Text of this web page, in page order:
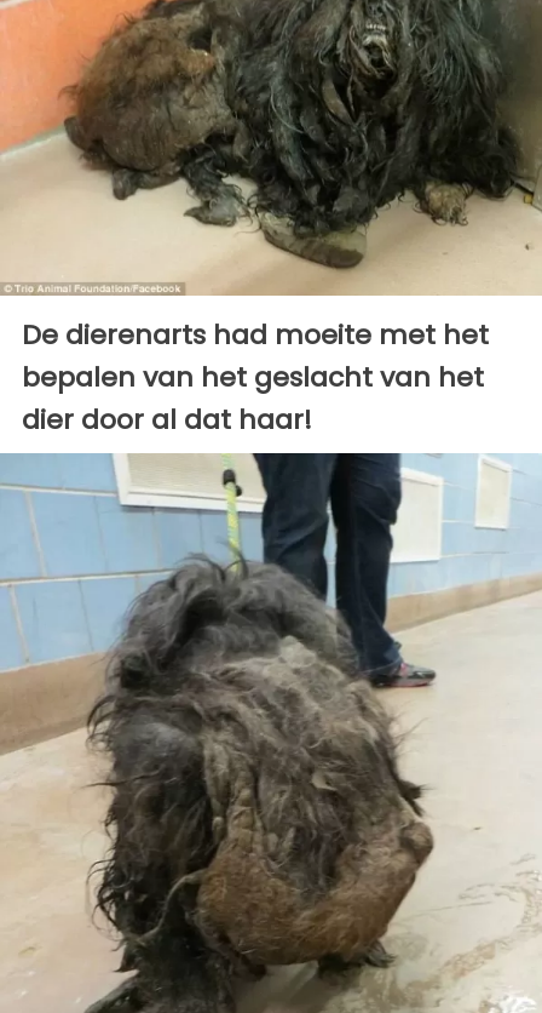
De dierenarts had moeite met het
bepalen van het geslacht van het
dier door al dat haar!